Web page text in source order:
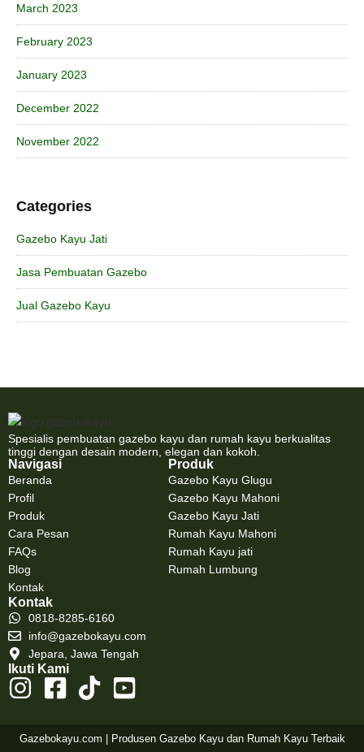
March 2023
February 2023
January 2023
December 2022
November 2022
Categories
Gazebo Kayu Jati
Jasa Pembuatan Gazebo
Jual Gazebo Kayu
Spesialis pembuatan gazebo kayu dan rumah kayu berkualitas
tinggi dengan desain modern, elegan dan kokoh.
Navigasi
Beranda
Profil
Produk
Cara Pesan
FAQs
Blog
Kontak
Produk
Gazebo Kayu Glugu
Gazebo Kayu Mahoni
Gazebo Kayu Jati
Rumah Kayu Mahoni
Rumah Kayu jati
Rumah Lumbung
Kontak
0818-8285-6160
info@gazebokayu.com
Jepara, Jawa Tengah
Ikuti Kami
Gazebokayu.com | Produsen Gazebo Kayu dan Rumah Kayu Terbaik